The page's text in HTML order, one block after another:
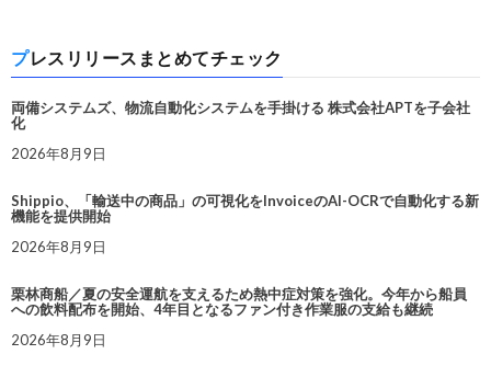
プレスリリースまとめてチェック
両備システムズ、物流自動化システムを手掛ける 株式会社APTを子会社
化
2026年8月9日
Shippio、「輸送中の商品」の可視化をInvoiceのAI-OCRで自動化する新
機能を提供開始
2026年8月9日
栗林商船／夏の安全運航を支えるため熱中症対策を強化。今年から船員
への飲料配布を開始、4年目となるファン付き作業服の支給も継続
2026年8月9日